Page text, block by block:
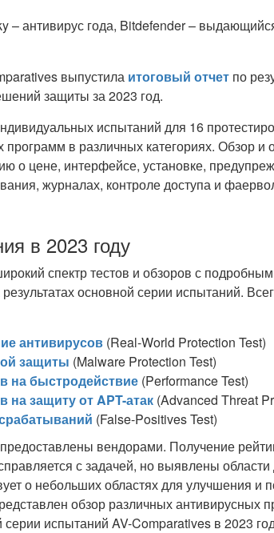
выпустила итоговый отчет по
защиты за 2023 год.
испытаний для 16
в различных категориях. Обзор и
о цене, интерфейсе, установке,
журналах, контроле доступа и
в 2023 году
спектр тестов и обзоров с
основной серии испытаний.
антивирусов (Real-World Protection Test)
защиты (Malware Protection Test)
на быстродействие (Performance Test)
на защиту от APT-атак (Advanced Threat
(False-Positives Test)
вендорами. Получение
с задачей, но выявлены
о небольших областях для улучшения и
обзор различных антивирусных
испытаний AV-Comparatives в 2023